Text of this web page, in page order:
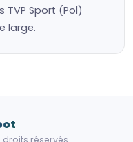
Sport (Pol)
large.
réservés.